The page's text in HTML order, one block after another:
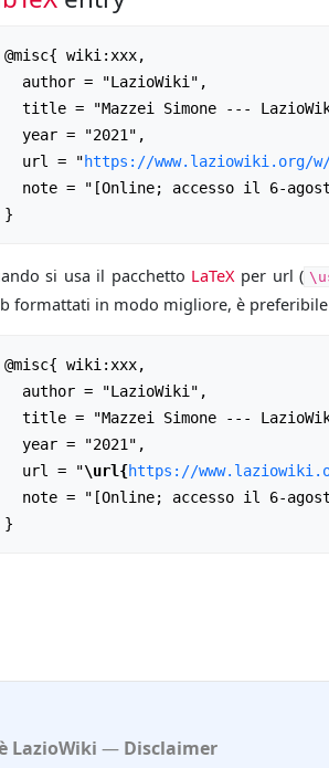
   url = "
https://www.laziowiki.org/w/
si usa il pacchetto LaTeX per url (
formattati in modo migliore, è
   url = "
\url{https://
LazioWiki Disclaimer